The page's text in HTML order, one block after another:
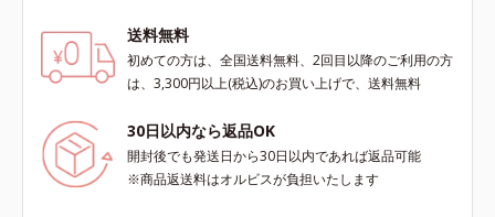
送料無料
初めての方は、全国送料無料、2回目以降のご利用の方
は、3,300円以上(税込)のお買い上げで、送料無料
30日以内なら返品OK
開封後でも発送日から30日以内であれば返品可能
※商品返送料はオルビスが負担いたします